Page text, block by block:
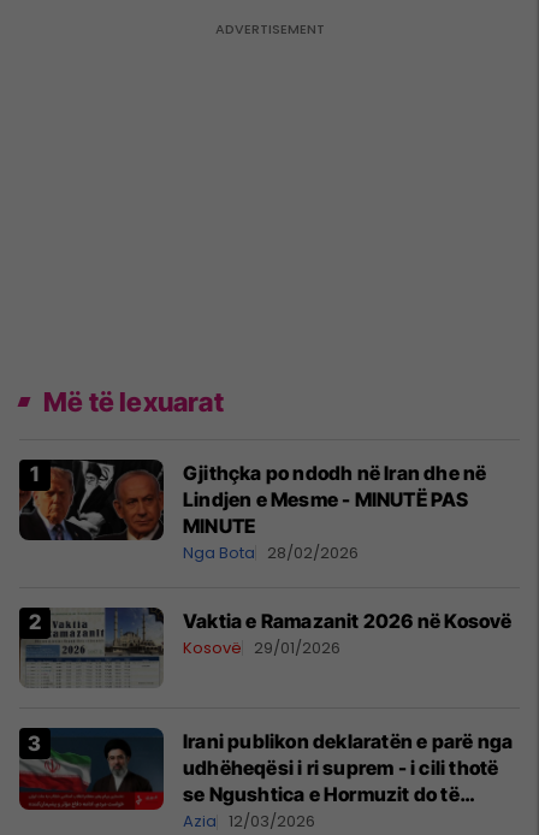
Më të lexuarat
Gjithçka po ndodh në Iran dhe në
Lindjen e Mesme - MINUTË PAS
MINUTE
Nga Bota 28/02/2026
Vaktia e Ramazanit 2026 në Kosovë
Kosovë 29/01/2026
Irani publikon deklaratën e parë nga
udhëheqësi i ri suprem - i cili thotë
se Ngushtica e Hormuzit do të
mbetet e mbyllur
Azia 12/03/2026